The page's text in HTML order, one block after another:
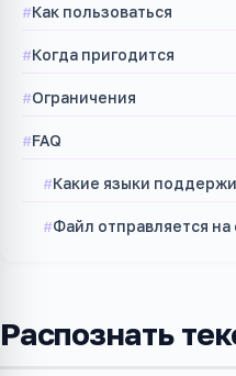
Как пользоваться
Когда пригодится
Ограничения
FAQ
Какие языки
Файл отправляется на
Распознать